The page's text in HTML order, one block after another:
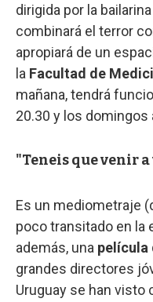
dirigida por la
combinará el terror
apropiará de un
la Facultad de
mañana, tendrá
20.30 y los domingos
"Teneis que venir
Es un mediometraje
poco transitado en la
además, una película
grandes directores
Uruguay se han visto